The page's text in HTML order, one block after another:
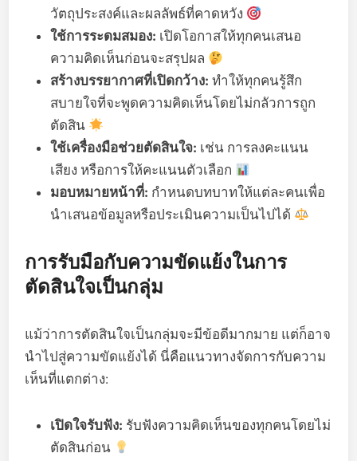
วัตถุประสงค์และผลลัพธ์ที่คาดหวัง
ใช้การระดมสมอง: เปิดโอกาสให้ทุกคนเสนอ
ความคิดเห็นก่อนจะสรุปผล
สร้างบรรยากาศที่เปิดกว้าง: ทำให้ทุกคนรู้สึก
สบายใจที่จะพูดความคิดเห็นโดยไม่กลัวการถูก
ตัดสิน
ใช้เครื่องมือช่วยตัดสินใจ: เช่น การลงคะแนน
เสียง หรือการให้คะแนนตัวเลือก
มอบหมายหน้าที่: กำหนดบทบาทให้แต่ละคนเพื่อ
นำเสนอข้อมูลหรือประเมินความเป็นไปได้
การรับมือกับความขัดแย้งในการ
ตัดสินใจเป็นกลุ่ม
แม้ว่าการตัดสินใจเป็นกลุ่มจะมีข้อดีมากมาย แต่ก็อาจ
นำไปสู่ความขัดแย้งได้ นี่คือแนวทางจัดการกับความ
เห็นที่แตกต่าง:
เปิดใจรับฟัง: รับฟังความคิดเห็นของทุกคนโดยไม่
ตัดสินก่อน